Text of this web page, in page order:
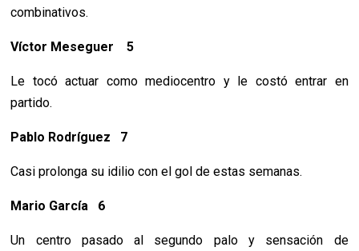
combinativos.
Víctor Meseguer 5
Le tocó actuar como mediocentro y le costó entrar en
partido.
Pablo Rodríguez 7
Casi prolonga su idilio con el gol de estas semanas.
Mario García 6
Un centro pasado al segundo palo y sensación de